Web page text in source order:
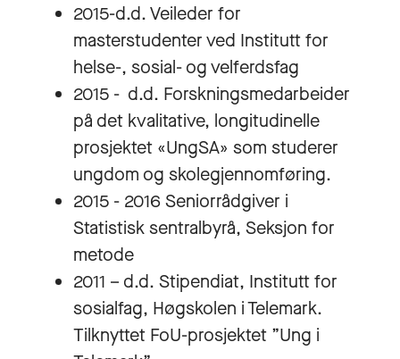
2015-d.d. Veileder for
masterstudenter ved Institutt for
helse-, sosial- og velferdsfag
2015 - d.d. Forskningsmedarbeider
på det kvalitative, longitudinelle
prosjektet «UngSA» som studerer
ungdom og skolegjennomføring.
2015 - 2016 Seniorrådgiver i
Statistisk sentralbyrå, Seksjon for
metode
2011 – d.d. Stipendiat, Institutt for
sosialfag, Høgskolen i Telemark.
Tilknyttet FoU-prosjektet ”Ung i